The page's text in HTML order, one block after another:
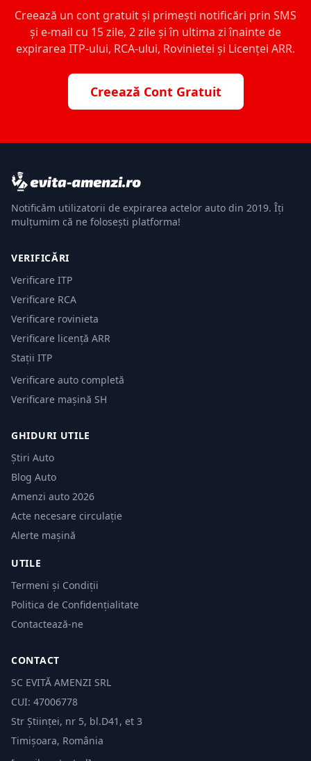
Creează un cont gratuit și primești notificări prin SMS
și e-mail cu 15 zile, 2 zile și în ultima zi înainte de
expirarea ITP-ului, RCA-ului, Rovinietei și Licenței ARR.
Creează Cont Gratuit
Notificăm utilizatorii de expirarea actelor auto din 2019. Îți
mulțumim că ne folosești platforma!
VERIFICĂRI
Verificare ITP
Verificare RCA
Verificare rovinieta
Verificare licență ARR
Stații ITP
Verificare auto completă
Verificare mașină SH
GHIDURI UTILE
Știri Auto
Blog Auto
Amenzi auto 2026
Acte necesare circulație
Alerte mașină
UTILE
Termeni și Condiții
Politica de Confidențialitate
Contactează-ne
CONTACT
SC EVITĂ AMENZI SRL
CUI: 47006778
Str Științei, nr 5, bl.D41, et 3
Timișoara, România